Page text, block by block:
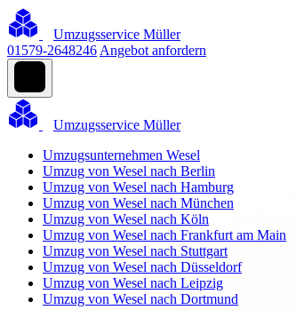
Umzugsservice Müller
01579-2648246 Angebot anfordern
Umzugsservice Müller
Umzugsunternehmen Wesel
Umzug von Wesel nach Berlin
Umzug von Wesel nach Hamburg
Umzug von Wesel nach München
Umzug von Wesel nach Köln
Umzug von Wesel nach Frankfurt am Main
Umzug von Wesel nach Stuttgart
Umzug von Wesel nach Düsseldorf
Umzug von Wesel nach Leipzig
Umzug von Wesel nach Dortmund